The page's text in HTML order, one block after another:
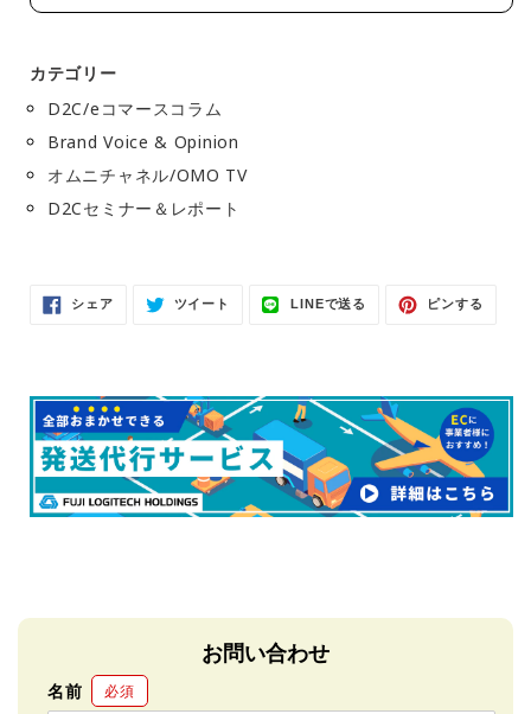
カテゴリー
D2C/eコマースコラム
Brand Voice & Opinion
オムニチャネル/OMO TV
D2Cセミナー＆レポート
シェアFacebookツイート
Twitter
LINEで送る
LINE
ピンする
お問い合わせ
名前 必須